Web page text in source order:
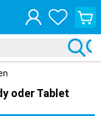
oder Tablet